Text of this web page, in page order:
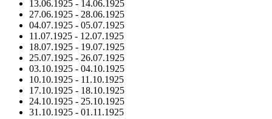
13.06.1925 - 14.06.1925
27.06.1925 - 28.06.1925
04.07.1925 - 05.07.1925
11.07.1925 - 12.07.1925
18.07.1925 - 19.07.1925
25.07.1925 - 26.07.1925
03.10.1925 - 04.10.1925
10.10.1925 - 11.10.1925
17.10.1925 - 18.10.1925
24.10.1925 - 25.10.1925
31.10.1925 - 01.11.1925